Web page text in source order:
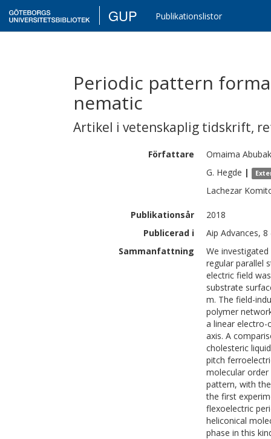
GUP Publikationslistor
Periodic pattern
nematic
Artikel i vetenskaplig tidskrift,
Författare
Omaima
G. Hegde |
Lachezar
Publikationsår
2018
Publicerad i
Aip Advances, 8
Sammanfattning
We
regular parallel
electric field
substrate
m. The field-
polymer
a linear
axis. A
cholesteric
pitch
molecular
pattern, with
the first
flexoelectric
heliconical
phase in this